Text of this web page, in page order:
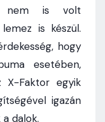
nem is volt
is készül.
hogy
esetében,
X-Faktor egyik
igazán
dalok.